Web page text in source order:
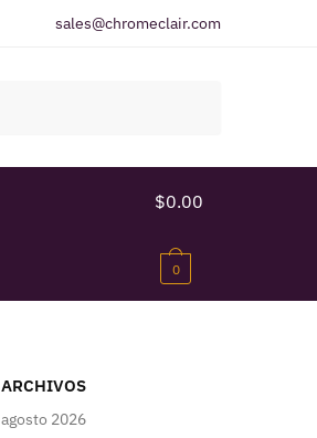
sales@chromeclair.com
$0.00
0
ARCHIVOS
agosto 2026